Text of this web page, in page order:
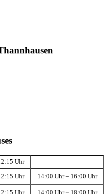
Uhr
Uhr 14:00 Uhr – 16:00 Uhr